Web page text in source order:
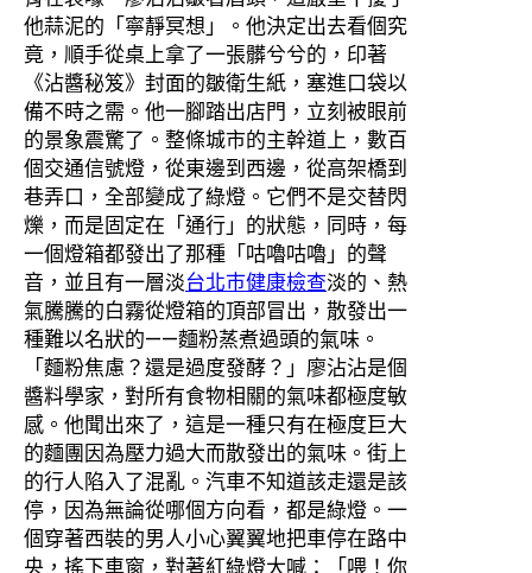
他蒜泥的「寧靜冥想」。他決定出去看個究
竟，順手從桌上拿了一張髒兮兮的，印著
《沾醬秘笈》封面的皺衛生紙，塞進口袋以
備不時之需。他一腳踏出店門，立刻被眼前
的景象震驚了。整條城市的主幹道上，數百
個交通信號燈，從東邊到西邊，從高架橋到
巷弄口，全部變成了綠燈。它們不是交替閃
爍，而是固定在「通行」的狀態，同時，每
一個燈箱都發出了那種「咕嚕咕嚕」的聲
音，並且有一層淡台北巿健康檢查淡的、熱
氣騰騰的白霧從燈箱的頂部冒出，散發出一
種難以名狀的——麵粉蒸煮過頭的氣味。
「麵粉焦慮？還是過度發酵？」廖沾沾是個
醬料學家，對所有食物相關的氣味都極度敏
感。他聞出來了，這是一種只有在極度巨大
的麵團因為壓力過大而散發出的氣味。街上
的行人陷入了混亂。汽車不知道該走還是該
停，因為無論從哪個方向看，都是綠燈。一
個穿著西裝的男人小心翼翼地把車停在路中
央，搖下車窗，對著紅綠燈大喊：「喂！你